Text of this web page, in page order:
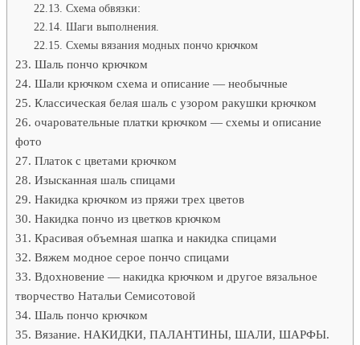
Схема обвязки:
Шаги выполнения.
Схемы вязания модных пончо крючком
Шаль пончо крючком
Шали крючком схема и описание — необычные
Классическая белая шаль с узором ракушки крючком
очаровательные платки крючком — схемы и описание
фото
Платок с цветами крючком
Изысканная шаль спицами
Накидка крючком из пряжи трех цветов
Накидка пончо из цветков крючком
Красивая объемная шапка и накидка спицами
Вяжем модное серое пончо спицами
Вдохновение — накидка крючком и другое вязальное
творчество Натальи Семисотовой
Шаль пончо крючком
Вязание. НАКИДКИ, ПАЛАНТИНЫ, ШАЛИ, ШАРФЫ.